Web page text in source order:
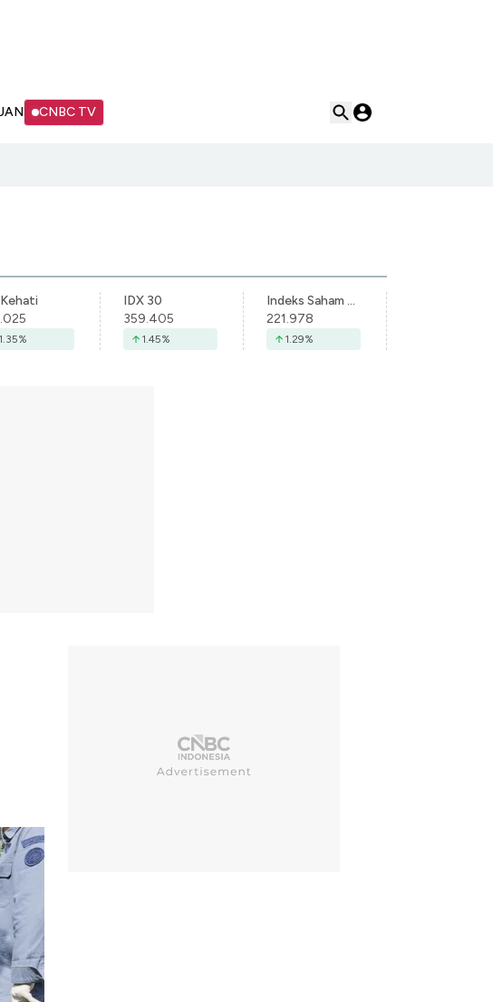
CNBC TV
1.35%
IDX 30
359.405
1.45%
Indeks Saham Syariah Indonesia
221.978
1.29%